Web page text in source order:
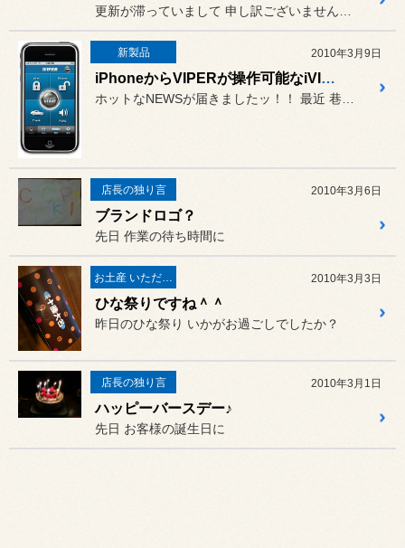
新製品 2010年3月9日
iPhoneからVIPERが操作可能なiVIPERが発売されます♪
店長の独り言 2010年3月6日
ブランドロゴ？
先日 作業の待ち時間に
お土産 いただきました♪ 2010年3月3日
ひな祭りですね＾＾
昨日のひな祭り いかがお過ごしでしたか？
店長の独り言 2010年3月1日
ハッピーバースデー♪
先日 お客様の誕生日に